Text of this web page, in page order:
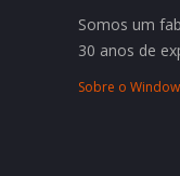
Somos um
30 anos de
Sobre o